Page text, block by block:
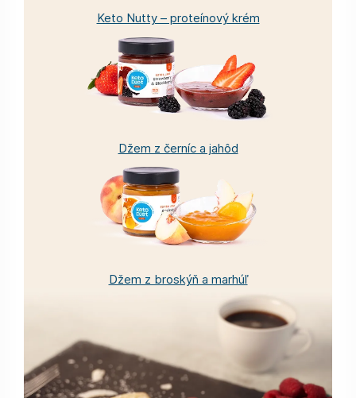
Keto Nutty – proteínový krém
Džem z černíc a jahôd
Džem z broskýň a marhúľ